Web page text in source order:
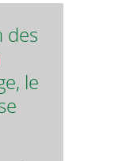
des
le